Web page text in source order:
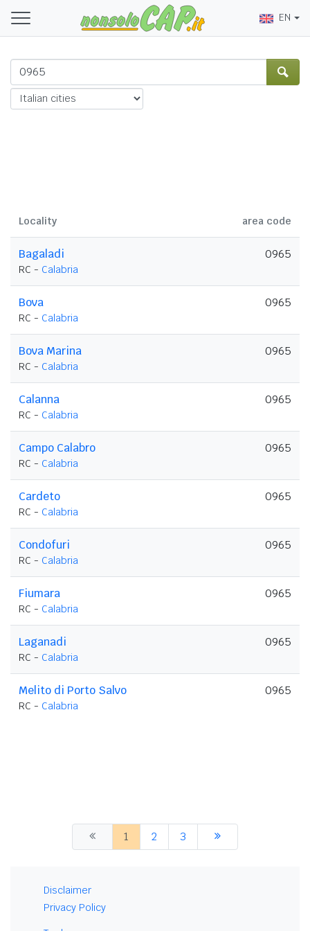
EN
Locality area code
Bagaladi
RC - Calabria
0965
Bova
RC - Calabria
0965
Bova Marina
RC - Calabria
0965
Calanna
RC - Calabria
0965
Campo Calabro
RC - Calabria
0965
Cardeto
RC - Calabria
0965
Condofuri
RC - Calabria
0965
Fiumara
RC - Calabria
0965
Laganadi
RC - Calabria
0965
Melito di Porto Salvo
RC - Calabria
0965
1 2 3
Disclaimer
Privacy Policy